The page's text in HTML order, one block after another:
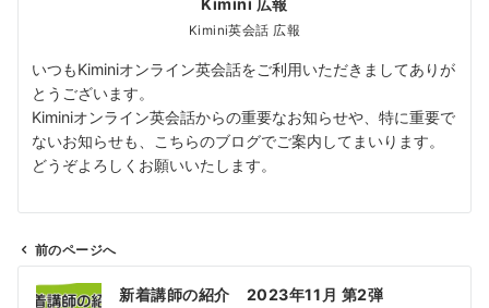
Kimini 広報
Kimini英会話 広報
いつもKiminiオンライン英会話をご利用いただきましてありが
とうございます。
Kiminiオンライン英会話からの重要なお知らせや、特に重要で
ないお知らせも、こちらのブログでご案内してまいります。
どうぞよろしくお願いいたします。
前のページへ
新着講師の紹介 2023年11月 第2弾